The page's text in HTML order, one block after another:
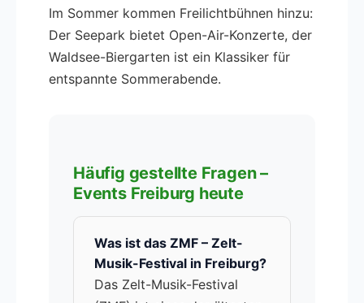
Im Sommer kommen Freilichtbühnen hinzu:
Der Seepark bietet Open-Air-Konzerte, der
Waldsee-Biergarten ist ein Klassiker für
entspannte Sommerabende.
Häufig gestellte Fragen –
Events Freiburg heute
Was ist das ZMF – Zelt-
Musik-Festival in Freiburg?
Das Zelt-Musik-Festival